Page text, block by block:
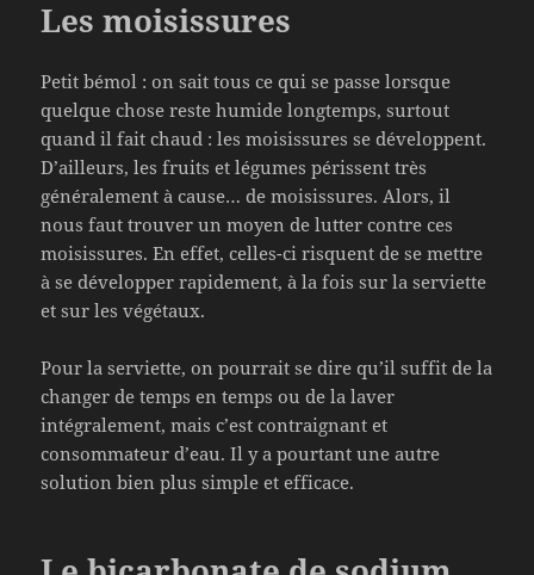
Les moisissures
Petit bémol : on sait tous ce qui se passe lorsque
quelque chose reste humide longtemps, surtout
quand il fait chaud : les moisissures se développent.
D’ailleurs, les fruits et légumes périssent très
généralement à cause… de moisissures. Alors, il
nous faut trouver un moyen de lutter contre ces
moisissures. En effet, celles-ci risquent de se mettre
à se développer rapidement, à la fois sur la serviette
et sur les végétaux.
Pour la serviette, on pourrait se dire qu’il suffit de la
changer de temps en temps ou de la laver
intégralement, mais c’est contraignant et
consommateur d’eau. Il y a pourtant une autre
solution bien plus simple et efficace.